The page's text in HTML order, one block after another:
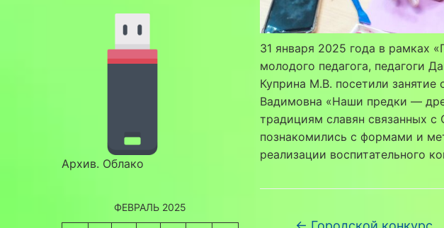
Архив. Облако
ФЕВРАЛЬ 2025
31 января 2025 года в рамках
молодого педагога, педагоги
Куприна М.В. посетили занятие
Вадимовна «Наши предки —
традициям славян связанных
познакомились с формами и
реализации воспитательного